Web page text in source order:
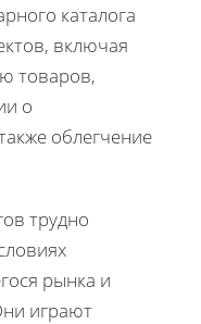
каталога
включая
товаров,
о
облегчение
трудно
рынка и
играют